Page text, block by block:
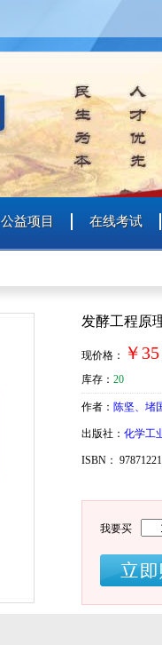
艺术人才 特殊
登录
公益项目 在线考试
发酵工程原
现价格： ￥35
库存： 20
作者： 陈坚、堵
出版社： 化学工
ISBN：
我要买